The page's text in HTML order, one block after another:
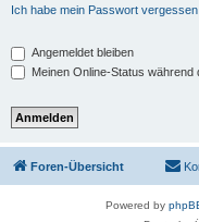
Ich habe mein Passwort vergessen
Angemeldet bleiben
Meinen Online-Status
Foren-Übersicht
Powered by